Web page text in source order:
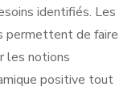
identifiés. Les
permettent de faire
les notions
positive tout